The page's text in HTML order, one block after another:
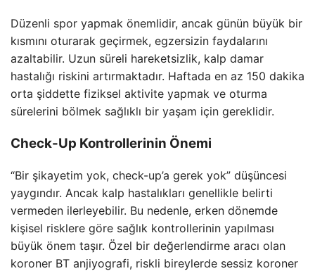
Düzenli spor yapmak önemlidir, ancak günün büyük bir
kısmını oturarak geçirmek, egzersizin faydalarını
azaltabilir. Uzun süreli hareketsizlik, kalp damar
hastalığı riskini artırmaktadır. Haftada en az 150 dakika
orta şiddette fiziksel aktivite yapmak ve oturma
sürelerini bölmek sağlıklı bir yaşam için gereklidir.
Check-Up Kontrollerinin Önemi
“Bir şikayetim yok, check-up’a gerek yok” düşüncesi
yaygındır. Ancak kalp hastalıkları genellikle belirti
vermeden ilerleyebilir. Bu nedenle, erken dönemde
kişisel risklere göre sağlık kontrollerinin yapılması
büyük önem taşır. Özel bir değerlendirme aracı olan
koroner BT anjiyografi, riskli bireylerde sessiz koroner